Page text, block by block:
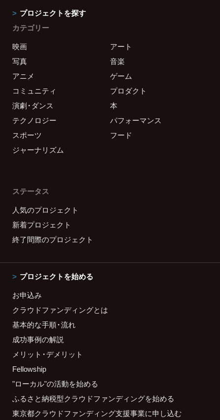
プロジェクトを探す
カテゴリー
映画
アート
写真
音楽
アニメ
ゲーム
コミュニティ
プロダクト
演劇・ダンス
本
テクノロジー
パフォーマンス
スポーツ
フード
ジャーナリズム
ステータス
人気のプロジェクト
新着プロジェクト
終了間際のプロジェクト
プロジェクトを始める
お申込み
クラウドファンディングとは
基本的な手順・流れ
成功事例の解説
メリット・デメリット
Fellowship
"ローカル"の活動を始める
ふるさと納税型クラウドファンディングを始める
東京都クラウドファンディング支援事業に申し込む